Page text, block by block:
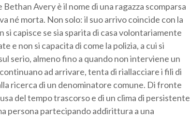
Avery è il nome di una ragazza scomparsa
né morta. Non solo: il suo arrivo coincide con la
si capisce se sia sparita di casa volontariamente
e non si capacita di come la polizia, a cui si
serio, almeno fino a quando non interviene un
ad arrivare, tenta di riallacciare i fili di
ricerca di un denominatore comune. Di fronte
del tempo trascorso e di un clima di persistente
persona partecipando addirittura a una